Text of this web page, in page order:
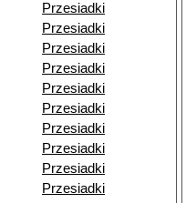
Przesiadki
Przesiadki
Przesiadki
Przesiadki
Przesiadki
Przesiadki
Przesiadki
Przesiadki
Przesiadki
Przesiadki